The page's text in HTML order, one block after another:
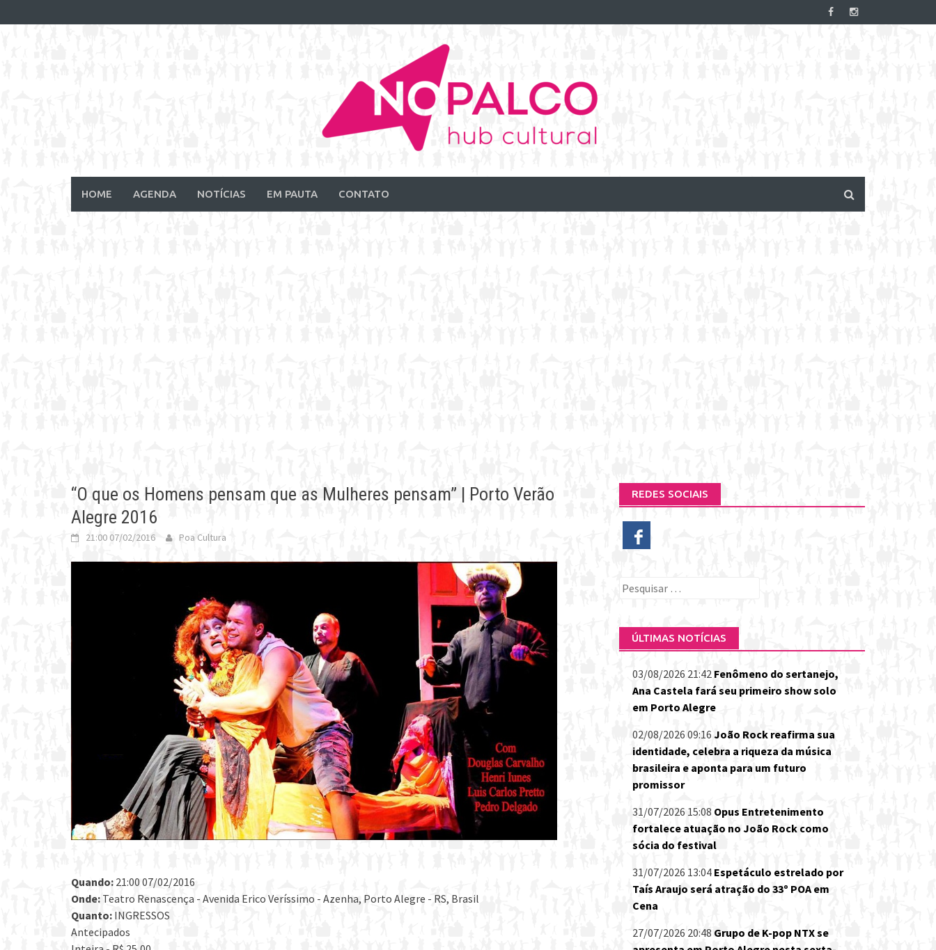
to
HOME AGENDA NOTÍCIAS EM PAUTA CONTATO
“O que os Homens pensam que as Mulheres pensam” | Porto Verão
Alegre 2016
21:00 07/02/2016 Poa Cultura
Quando: 21:00 07/02/2016
Onde: Teatro Renascença - Avenida Erico Veríssimo - Azenha, Porto Alegre - RS, Brasil
Quanto: INGRESSOS
Antecipados
REDES SOCIAIS
Pesquisar
ÚLTIMAS NOTÍCIAS
03/08/2026 21:42 Fenômeno do sertanejo,
Ana Castela fará seu primeiro show solo
em Porto Alegre
02/08/2026 09:16 João Rock reafirma sua
identidade, celebra a riqueza da música
brasileira e aponta para um futuro
promissor
31/07/2026 15:08 Opus Entretenimento
fortalece atuação no João Rock como
sócia do festival
31/07/2026 13:04 Espetáculo estrelado por
Taís Araujo será atração do 33º POA em
Cena
27/07/2026 20:48 Grupo de K-pop NTX se